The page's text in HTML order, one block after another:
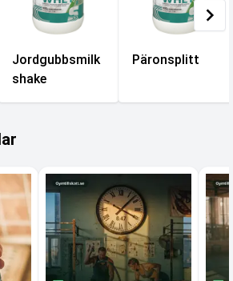
Jordgubbsmilk
shake
Päronsplitt